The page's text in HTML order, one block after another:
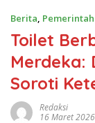
Berita,
Toilet
Merdeka:
Soroti
Redaksi
16 Maret 2026